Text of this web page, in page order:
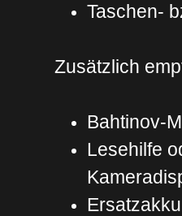
Taschen-
Zusätzlich
Bahtinov-
Lesehilfe
Ersatzakku